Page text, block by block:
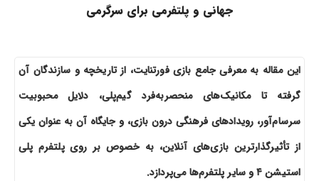
جهانی و پلتفرمی برای سرگرمی
این مقاله به معرفی جامع بازی فورتنایت، از تاریخچه و سازندگان آن
گرفته تا مکانیک‌های منحصربه‌فرد گیم‌پلی، دلایل محبوبیت
سرسام‌آور، رویدادهای فرهنگی درون بازی، و جایگاه آن به عنوان یکی
از تأثیرگذارترین بازی‌های آنلاین، به خصوص بر روی پلتفرم پلی
استیشن ۴ و سایر پلتفرم‌ها می‌پردازد.